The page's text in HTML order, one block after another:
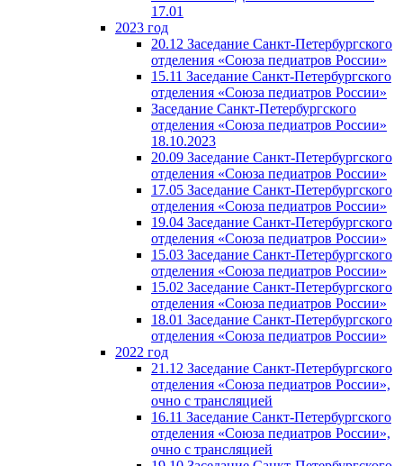
17.01
2023 год
20.12 Заседание Санкт-Петербургского
отделения «Союза педиатров России»
15.11 Заседание Санкт-Петербургского
отделения «Союза педиатров России»
Заседание Санкт-Петербургского
отделения «Союза педиатров России»
18.10.2023
20.09 Заседание Санкт-Петербургского
отделения «Союза педиатров России»
17.05 Заседание Санкт-Петербургского
отделения «Союза педиатров России»
19.04 Заседание Санкт-Петербургского
отделения «Союза педиатров России»
15.03 Заседание Санкт-Петербургского
отделения «Союза педиатров России»
15.02 Заседание Санкт-Петербургского
отделения «Союза педиатров России»
18.01 Заседание Санкт-Петербургского
отделения «Союза педиатров России»
2022 год
21.12 Заседание Санкт-Петербургского
отделения «Союза педиатров России»,
очно с трансляцией
16.11 Заседание Санкт-Петербургского
отделения «Союза педиатров России»,
очно с трансляцией